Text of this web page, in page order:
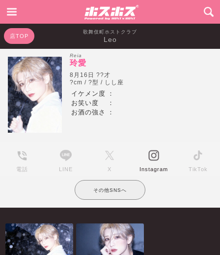
歌舞伎町ホストクラブ
Leo
店TOP
Reia
玲愛
8月16日 ??才
?cm / ?型 / しし座
イケメン度
：
お笑い度
：
お酒の強さ
：
電話 LINE X Instagram TikTok
その他SNSへ